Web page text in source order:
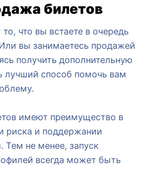
билетов
что вы встаете в очередь
вы занимаетесь продажей
получить дополнительную
лучший способ помочь вам
имеют преимущество в
риска и поддержании
Тем не менее, запуск
всегда может быть